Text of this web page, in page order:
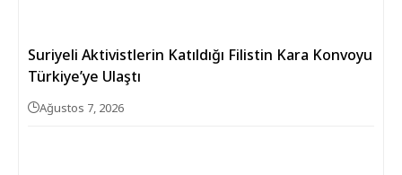
Suriyeli Aktivistlerin Katıldığı Filistin Kara Konvoyu
Türkiye’ye Ulaştı
Ağustos 7, 2026